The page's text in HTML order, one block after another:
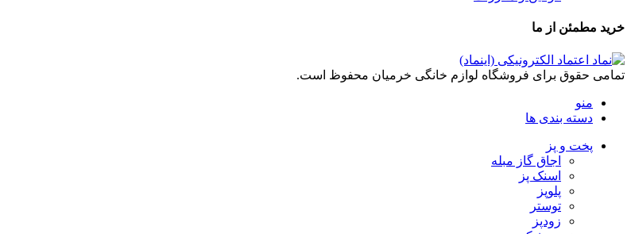
خرید مطمئن از ما
تمامی حقوق برای فروشگاه لوازم خانگی خرمیان محفوظ است.
منو
دسته بندی ها
پخت و پز
اجاق گاز مبله
اسنک پز
پلوپز
توستر
زودپز